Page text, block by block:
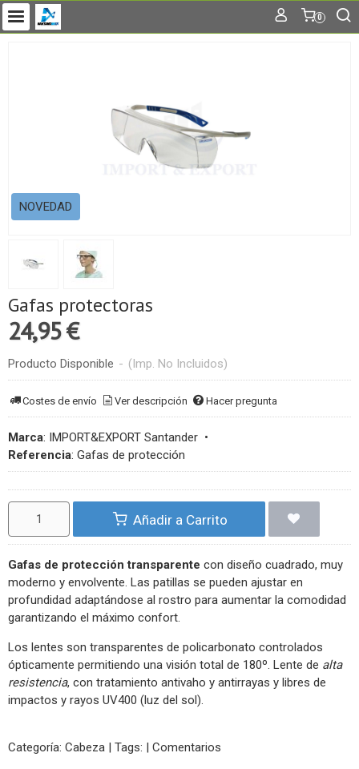
0
NOVEDAD
Gafas protectoras
24,95 €
Producto Disponible - (Imp. No Incluidos)
Costes de envío Ver descripción Hacer pregunta
Marca: IMPORT&EXPORT Santander •
Referencia: Gafas de protección
Añadir a Carrito
Gafas de protección transparente con diseño cuadrado, muy
moderno y envolvente. Las patillas se pueden ajustar en
profundidad adaptándose al rostro para aumentar la comodidad
garantizando el máximo confort.
Los lentes son transparentes de policarbonato controlados
ópticamente permitiendo una visión total de 180º. Lente de alta
resistencia, con tratamiento antivaho y antirrayas y libres de
impactos y rayos UV400 (luz del sol).
Categoría: Cabeza | Tags: | Comentarios